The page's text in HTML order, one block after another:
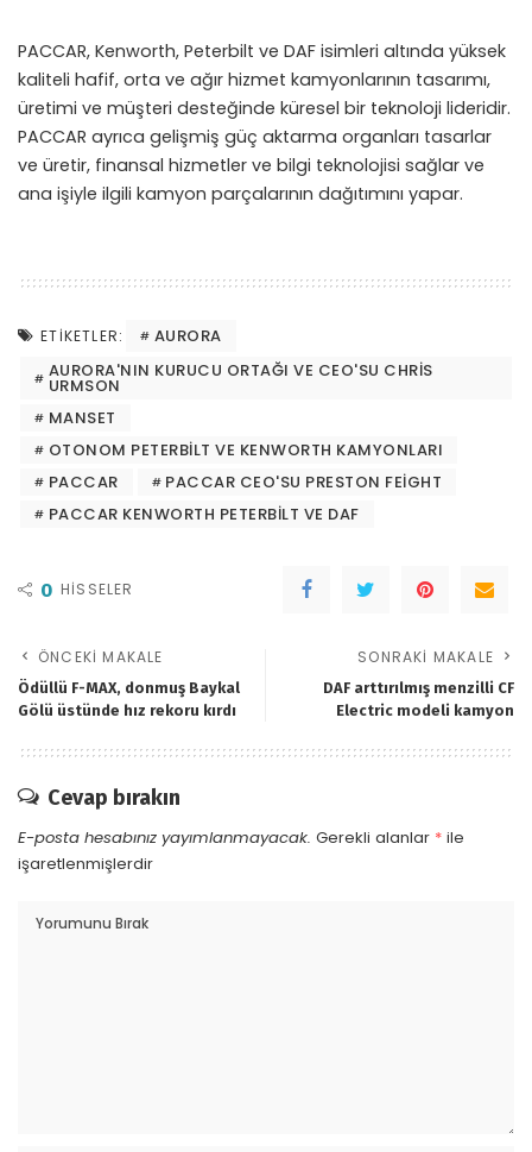
PACCAR, Kenworth, Peterbilt ve DAF isimleri altında yüksek
kaliteli hafif, orta ve ağır hizmet kamyonlarının tasarımı,
üretimi ve müşteri desteğinde küresel bir teknoloji lideridir.
PACCAR ayrıca gelişmiş güç aktarma organları tasarlar
ve üretir, finansal hizmetler ve bilgi teknolojisi sağlar ve
ana işiyle ilgili kamyon parçalarının dağıtımını yapar.
ETIKETLER:
AURORA
AURORA'NIN KURUCU ORTAĞI VE CEO'SU CHRIS
URMSON
MANSET
OTONOM PETERBILT VE KENWORTH KAMYONLARI
PACCAR
PACCAR CEO'SU PRESTON FEIGHT
PACCAR KENWORTH PETERBILT VE DAF
0 HISSELER
ÖNCEKI MAKALE
Ödüllü F-MAX, donmuş Baykal
Gölü üstünde hız rekoru kırdı
SONRAKI MAKALE
DAF arttırılmış menzilli CF
Electric modeli kamyon
Cevap bırakın
E-posta hesabınız yayımlanmayacak. Gerekli alanlar * ile
işaretlenmişlerdir